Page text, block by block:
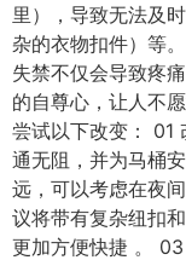
里），导致无法及
杂的衣物扣件）等
失禁不仅会导致疼
的自尊心，让人不
尝试以下改变： 01
通无阻，并为马桶
远，可以考虑在夜
议将带有复杂纽扣
更加方便快捷 。